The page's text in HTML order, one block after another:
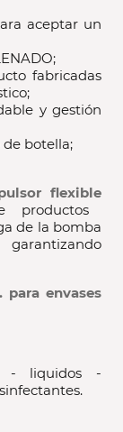
aceptar un
fabricadas
y gestión
botella;
flexible
productos
de la bomba
envases
- liquidos -